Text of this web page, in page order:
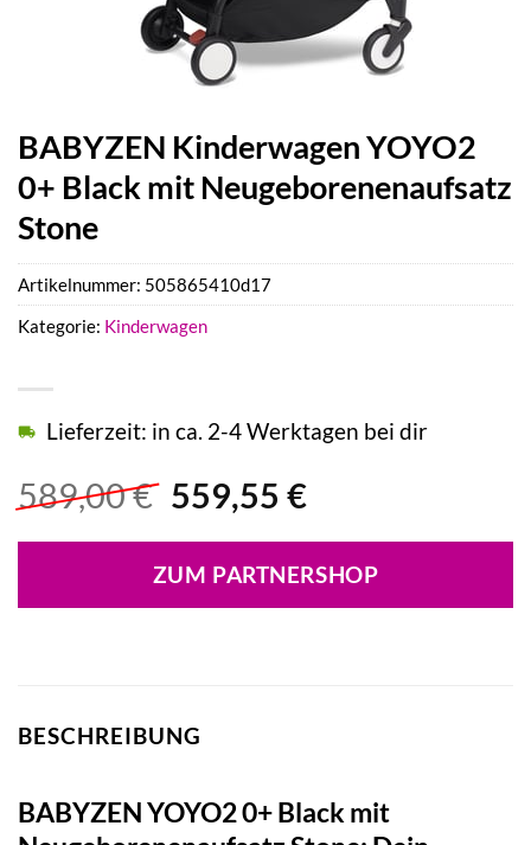
BABYZEN Kinderwagen YOYO2
0+ Black mit Neugeborenenaufsatz
Stone
589,00€ Ursprünglicher
war:
589,00 €
559,55 €Aktueller
ist:
559,55 €.
Lieferzeit: in ca. 2-4 Werktagen bei dir
ZUM PARTNERSHOP
Artikelnummer: 505865410d17
Kategorie: Kinderwagen
BESCHREIBUNG
BABYZEN YOYO2 0+ Black mit